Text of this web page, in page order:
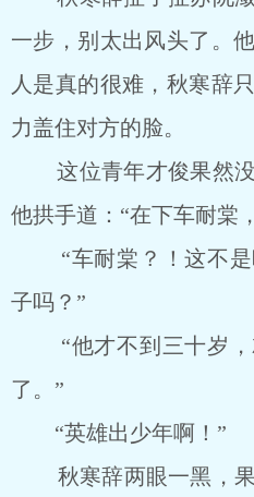
一步，别太出风头了。
人是真的很难，秋寒辞
力盖住对方的脸。
这位青年才俊果然没
他拱手道：“在下车耐棠
“车耐棠？！这不是
子吗？”
“他才不到三十岁，
了。”
“英雄出少年啊！”
秋寒辞两眼一黑，